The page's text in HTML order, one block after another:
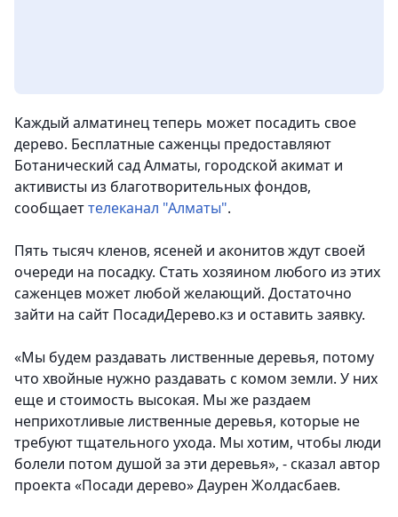
Каждый алматинец теперь может посадить свое
дерево. Бесплатные саженцы предоставляют
Ботанический сад Алматы, городской акимат и
активисты из благотворительных фондов,
сообщаеттелеканал "Алматы".
Пять тысяч кленов, ясеней и аконитов ждут своей
очереди на посадку. Стать хозяином любого из этих
саженцев может любой желающий. Достаточно
зайти на сайт ПосадиДерево.кз и оставить заявку.
«Мы будем раздавать лиственные деревья, потому
что хвойные нужно раздавать с комом земли. У них
еще и стоимость высокая. Мы же раздаем
неприхотливые лиственные деревья, которые не
требуют тщательного ухода. Мы хотим, чтобы люди
болели потом душой за эти деревья», - сказал автор
проекта «Посади дерево» Даурен Жолдасбаев.